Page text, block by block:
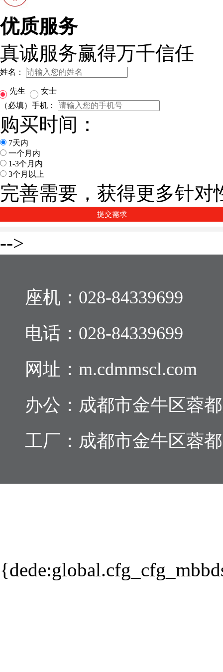
优质服务
真诚服务赢得万千信任
姓名：
先生
女士
（必填）手机：
购买时间：
7天内
一个月内
1-3个月内
3个月以上
完善需要，获得更多针
-->
座机： 028-84339699
电话： 028-84339699
网址：m.cdmmscl.com
办公：成都市金牛区蓉
工厂：成都市金牛区蓉